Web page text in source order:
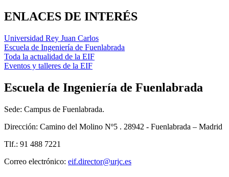
ENLACES DE INTERÉS
Universidad Rey Juan Carlos
Escuela de Ingeniería de Fuenlabrada
Toda la actualidad de la EIF
Eventos y talleres de la EIF
Escuela de Ingeniería de Fuenlabrada
Sede: Campus de Fuenlabrada.
Dirección: Camino del Molino Nº5 . 28942 - Fuenlabrada – Madrid
Tlf.: 91 488 7221
Correo electrónico: eif.director@urjc.es